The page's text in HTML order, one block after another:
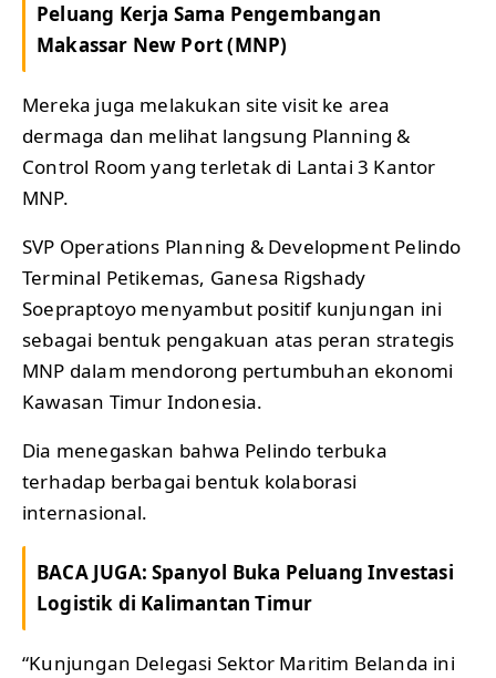
Peluang Kerja Sama Pengembangan
Makassar New Port (MNP)
Mereka juga melakukan site visit ke area
dermaga dan melihat langsung Planning &
Control Room yang terletak di Lantai 3 Kantor
MNP.
SVP Operations Planning & Development Pelindo
Terminal Petikemas, Ganesa Rigshady
Soepraptoyo menyambut positif kunjungan ini
sebagai bentuk pengakuan atas peran strategis
MNP dalam mendorong pertumbuhan ekonomi
Kawasan Timur Indonesia.
Dia menegaskan bahwa Pelindo terbuka
terhadap berbagai bentuk kolaborasi
internasional.
BACA JUGA:Spanyol Buka Peluang Investasi
Logistik di Kalimantan Timur
“Kunjungan Delegasi Sektor Maritim Belanda ini